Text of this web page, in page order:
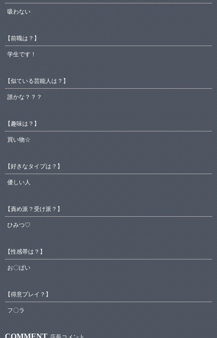
吸わない
【前職は？】
学生です！
【似ている芸能人は？】
誰かな？？？
【趣味は？】
買い物☆
【好きなタイプは？】
優しい人
【責め派？受け派？】
ひみつ♡
【性感帯は？】
お〇ぱい
【得意プレイ？】
フ〇ラ
COMMENT